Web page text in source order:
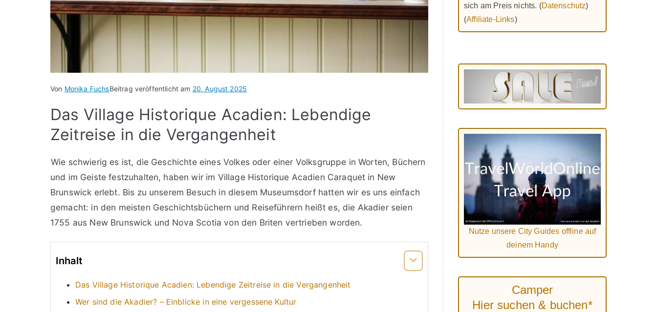
Von Monika FuchsBeitrag veröffentlicht am 20. August 2025
Das Village Historique Acadien: Lebendige
Zeitreise in die Vergangenheit
Wie schwierig es ist, die Geschichte eines Volkes oder einer Volksgruppe in Worten, Büchern
und im Geiste festzuhalten, haben wir im Village Historique Acadien Caraquet in New
Brunswick erlebt. Bis zu unserem Besuch in diesem Museumsdorf hatten wir es uns einfach
gemacht: in den meisten Geschichtsbüchern und Reiseführern heißt es, die Akadier seien
1755 aus New Brunswick und Nova Scotia von den Briten vertrieben worden.
Inhalt
Das Village Historique Acadien: Lebendige Zeitreise in die Vergangenheit
Wer sind die Akadier? – Einblicke in eine vergessene Kultur
sich am Preis nichts. (Datenschutz)
(Affiliate-Links)
Nutze unsere City Guides offline auf
deinem Handy
Camper
Hier suchen & buchen*